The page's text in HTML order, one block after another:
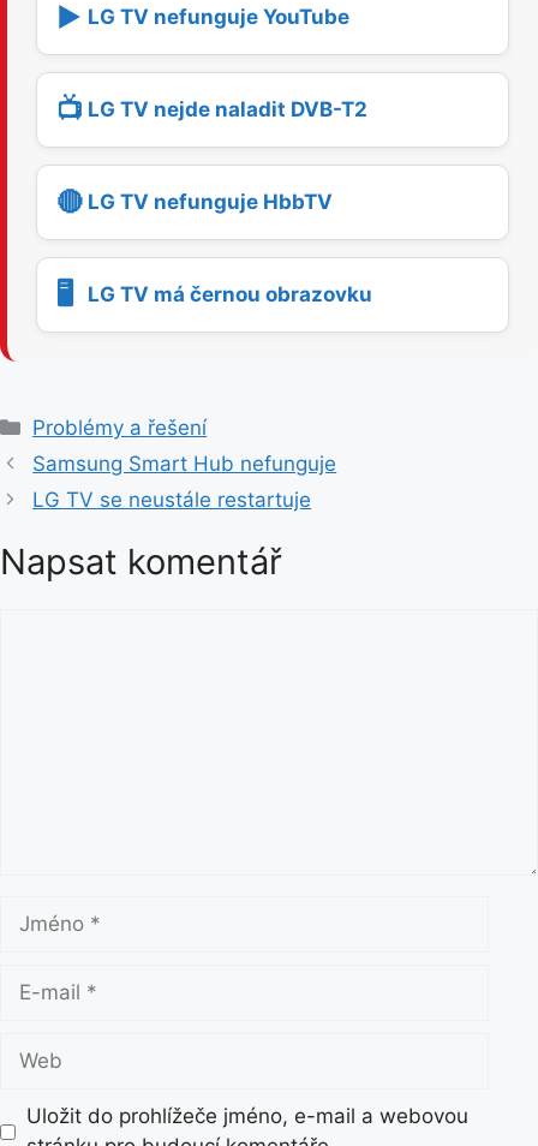
▶️ LG TV nefunguje YouTube
📺 LG TV nejde naladit DVB-T2
🔴 LG TV nefunguje HbbTV
🖥️ LG TV má černou obrazovku
R
u
r
k
Problémy a řešení
Samsung Smart Hub nefunguje
LG TV se neustále restartuje
Napsat komentář
l
Uložit do prohlížeče jméno, e-mail a webovou